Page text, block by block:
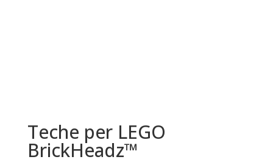
Teche per LEGO
BrickHeadz™